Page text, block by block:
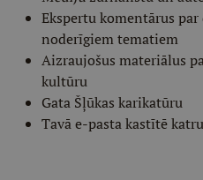
Ekspertu komentārus
noderīgiem tematiem
Aizraujošus materiālus
kultūru
Gata Šļūkas karikatūru
Tavā e-pasta kastītē